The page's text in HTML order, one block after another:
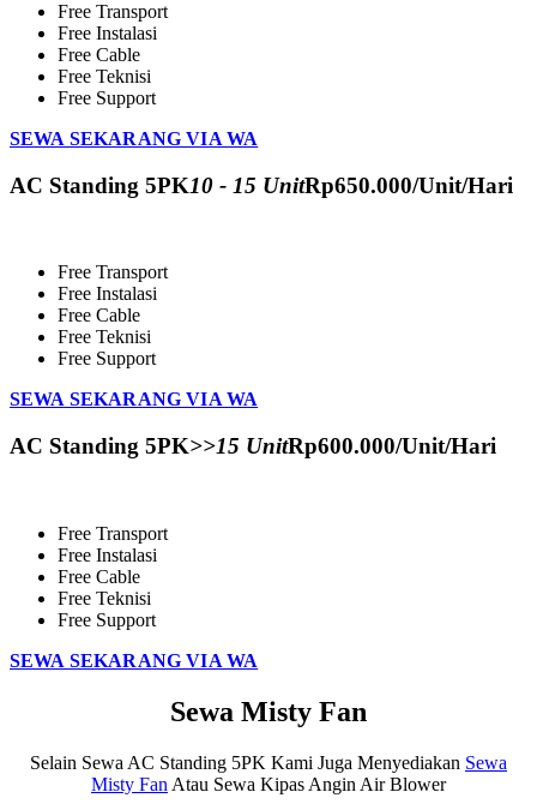
Free Transport
Free Instalasi
Free Cable
Free Teknisi
Free Support
SEWA SEKARANG VIA WA
AC Standing 5PK10 - 15 UnitRp650.000/Unit/Hari
Free Transport
Free Instalasi
Free Cable
Free Teknisi
Free Support
SEWA SEKARANG VIA WA
AC Standing 5PK>>15 UnitRp600.000/Unit/Hari
Free Transport
Free Instalasi
Free Cable
Free Teknisi
Free Support
SEWA SEKARANG VIA WA
Sewa Misty Fan
Selain Sewa AC Standing 5PK Kami Juga Menyediakan Sewa
Misty Fan Atau Sewa Kipas Angin Air Blower